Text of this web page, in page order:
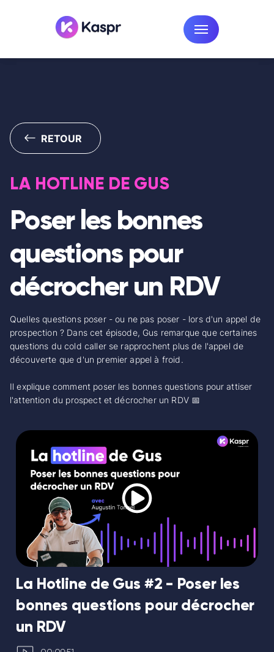
RETOUR
LA HOTLINE DE GUS
Poser les bonnes
questions pour
décrocher un RDV
Quelles questions poser - ou ne pas poser - lors d'un appel de
prospection ? Dans cet épisode, Gus remarque que certaines
questions du cold caller se rapprochent plus de l'appel de
découverte que d'un premier appel à froid.
Il explique comment poser les bonnes questions pour attiser
l'attention du prospect et décrocher un RDV 📅
La Hotline de Gus #2 - Poser les
bonnes questions pour décrocher
un RDV